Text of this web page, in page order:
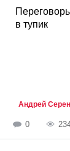
в тупик
Андрей
0